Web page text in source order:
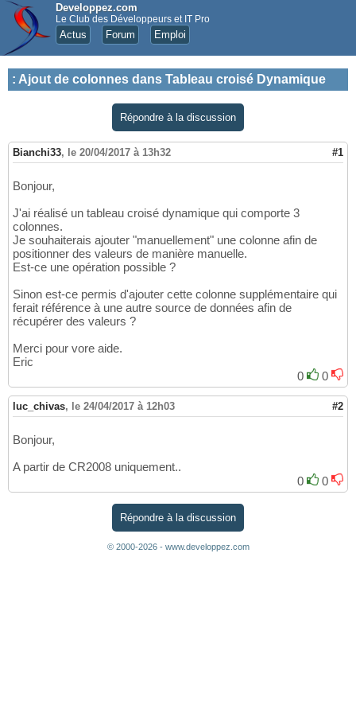
Developpez.com
Le Club des Développeurs et IT Pro
Actus Forum Emploi
: Ajout de colonnes dans Tableau croisé Dynamique
Répondre à la discussion
Bianchi33, le 20/04/2017 à 13h32 #1
Bonjour,
J'ai réalisé un tableau croisé dynamique qui comporte 3
colonnes.
Je souhaiterais ajouter "manuellement" une colonne afin de
positionner des valeurs de manière manuelle.
Est-ce une opération possible ?
Sinon est-ce permis d'ajouter cette colonne supplémentaire qui
ferait référence à une autre source de données afin de
récupérer des valeurs ?
Merci pour vore aide.
Eric
0
0
luc_chivas, le 24/04/2017 à 12h03 #2
Bonjour,
A partir de CR2008 uniquement..
0
0
Répondre à la discussion
© 2000-2026 - www.developpez.com